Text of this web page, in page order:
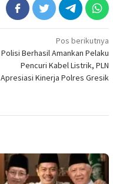
Pos berikutnya
Polisi Berhasil Amankan Pelaku
Pencuri Kabel Listrik, PLN
Apresiasi Kinerja Polres Gresik